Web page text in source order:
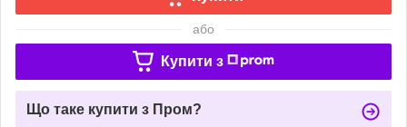
або
Купити з
Що таке купити з Пром?